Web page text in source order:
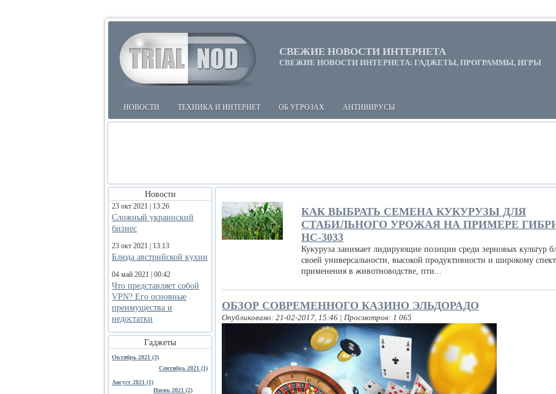
СВЕЖИЕ НОВОСТИ ИНТЕРНЕТА
СВЕЖИЕ НОВОСТИ ИНТЕРНЕТА: ГАДЖЕТЫ, ПРОГРАММЫ, ИГРЫ
НОВОСТИ ТЕХНИКА И ИНТЕРНЕТ ОБ УГРОЗАХ АНТИВИРУСЫ
Новости
23 окт 2021 | 13:26
Сложный украинский
бизнес
23 окт 2021 | 13:13
Блюда австрийской кухни
04 май 2021 | 00:42
Что представляет собой
VPN? Его основные
преимущества и
недостатки
Гаджеты
Октябрь 2021 (3)
Сентябрь 2021 (1)
Август 2021 (1)
Июнь 2021 (2)
КАК ВЫБРАТЬ СЕМЕНА КУКУРУЗЫ ДЛЯ
СТАБИЛЬНОГО УРОЖАЯ НА ПРИМЕРЕ
НС-3033
Кукуруза занимает лидирующие позиции среди зерновых культур
своей универсальности, высокой продуктивности и широкому
применения в животноводстве, пти...
ОБЗОР СОВРЕМЕННОГО КАЗИНО ЭЛЬДОРАДО
Опубликовано: 21-02-2017, 15:46 | Просмотров: 1 065